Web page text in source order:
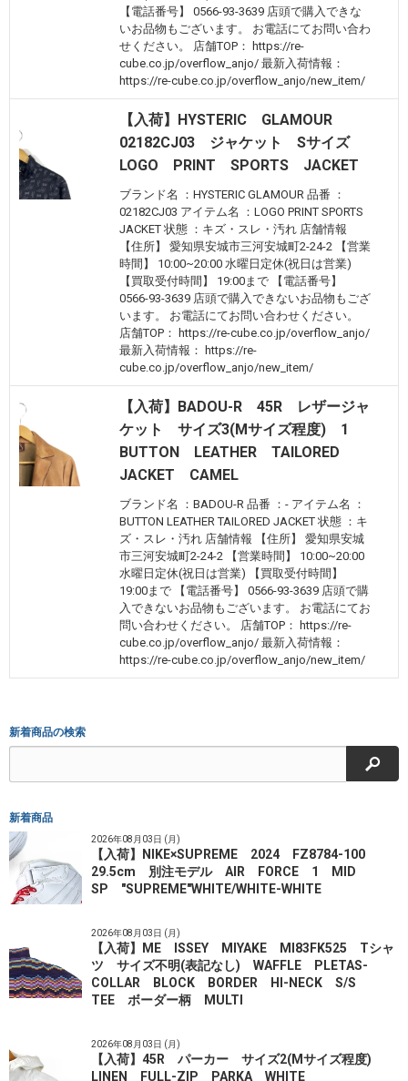
【電話番号】 0566-93-3639 店頭で購入できな
いお品物もございます。 お電話にてお問い合わ
せください。 店舗TOP： https://re-
cube.co.jp/overflow_anjo/ 最新入荷情報：
https://re-cube.co.jp/overflow_anjo/new_item/
【入荷】HYSTERIC GLAMOUR
02182CJ03 ジャケット Sサイズ
LOGO PRINT SPORTS JACKET
ブランド名 ：HYSTERIC GLAMOUR 品番 ：
02182CJ03 アイテム名 ：LOGO PRINT SPORTS
JACKET 状態 ：キズ・スレ・汚れ 店舗情報
【住所】 愛知県安城市三河安城町2-24-2 【営業
時間】 10:00~20:00 水曜日定休(祝日は営業)
【買取受付時間】 19:00まで 【電話番号】
0566-93-3639 店頭で購入できないお品物もござ
います。 お電話にてお問い合わせください。
店舗TOP： https://re-cube.co.jp/overflow_anjo/
最新入荷情報： https://re-
cube.co.jp/overflow_anjo/new_item/
【入荷】BADOU-R 45R レザージャ
ケット サイズ3(Mサイズ程度) 1
BUTTON LEATHER TAILORED
JACKET CAMEL
ブランド名 ：BADOU-R 品番 ：- アイテム名 ：
BUTTON LEATHER TAILORED JACKET 状態 ：キ
ズ・スレ・汚れ 店舗情報 【住所】 愛知県安城
市三河安城町2-24-2 【営業時間】 10:00~20:00
水曜日定休(祝日は営業) 【買取受付時間】
19:00まで 【電話番号】 0566-93-3639 店頭で購
入できないお品物もございます。 お電話にてお
問い合わせください。 店舗TOP： https://re-
cube.co.jp/overflow_anjo/ 最新入荷情報：
https://re-cube.co.jp/overflow_anjo/new_item/
新着商品の検索
検索
新着商品
2026年08月03日 (月)
【入荷】NIKE×SUPREME 2024 FZ8784-100
29.5cm 別注モデル AIR FORCE 1 MID
SP "SUPREME"WHITE/WHITE-WHITE
2026年08月03日 (月)
【入荷】ME ISSEY MIYAKE MI83FK525 Tシャ
ツ サイズ不明(表記なし) WAFFLE PLETAS-
COLLAR BLOCK BORDER HI-NECK S/S
TEE ボーダー柄 MULTI
2026年08月03日 (月)
【入荷】45R パーカー サイズ2(Mサイズ程度)
LINEN FULL-ZIP PARKA WHITE